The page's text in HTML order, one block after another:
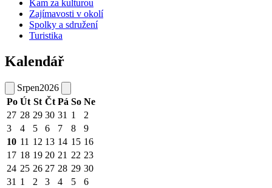
Kam za kulturou
Zajímavosti v okolí
Spolky a sdružení
Turistika
Kalendář
Srpen2026
Po Út St Čt Pá So Ne
27 28 29 30 31 1
2
3
4 5 6 7 8
9
10 11 12 13 14 15 16
17 18 19 20 21 22 23
24 25 26 27 28 29 30
31 1 2 3 4 5 6